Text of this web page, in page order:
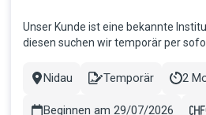
Unser Kunde ist eine bekannte
diesen suchen wir temporär per
Festanstellung besteht! Ihre Aufgaben: Fachgerechte
von Me...
Stadt
Nidau
Contract
Temporär
Dauer
2
Beginnen am 29/07/2026